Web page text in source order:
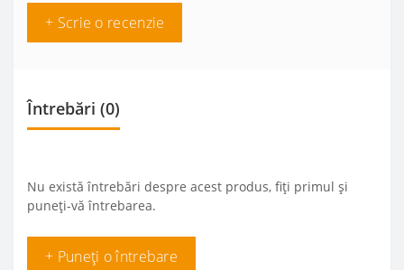
+ Scrie o recenzie
Întrebări (0)
Nu există întrebări despre acest produs, fiți primul și
puneți-vă întrebarea.
+ Puneți o întrebare